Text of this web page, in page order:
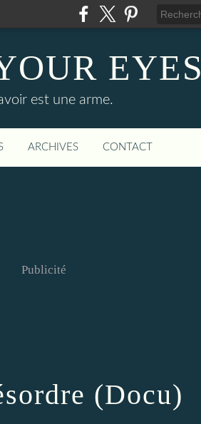
EYES
est une arme.
ARCHIVES CONTACT
Publicité
(Docu)